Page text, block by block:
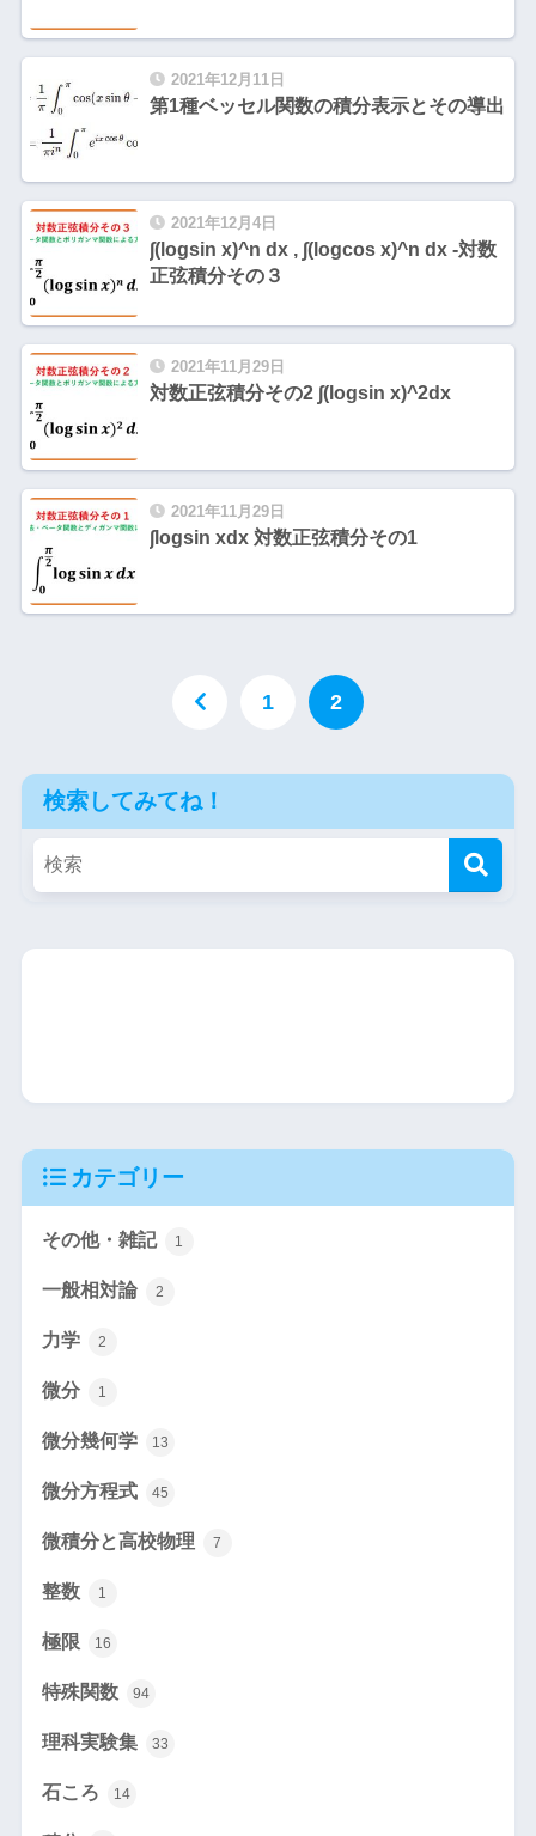
2021年12月11日
第1種ベッセル関数の積分表示とその導出
2021年12月4日
∫(logsin x)^n dx , ∫(logcos x)^n dx -対数
正弦積分その３
2021年11月29日
対数正弦積分その2 ∫(logsin x)^2dx
2021年11月29日
∫logsin xdx 対数正弦積分その1
1 2
検索してみてね！
カテゴリー
その他・雑記 1
一般相対論 2
力学 2
微分 1
微分幾何学 13
微分方程式 45
微積分と高校物理 7
整数 1
極限 16
特殊関数 94
理科実験集 33
石ころ 14